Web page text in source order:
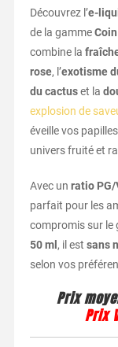
Découvrez l’e-
de la gamme
combine la
rose, l’exotisme
du cactuset la
explosion de
éveille vos
univers fruité et
Avec un ratio PG/
parfait pour les
compromis sur le
50 ml , il est sans
selon vos
Prix
Prix